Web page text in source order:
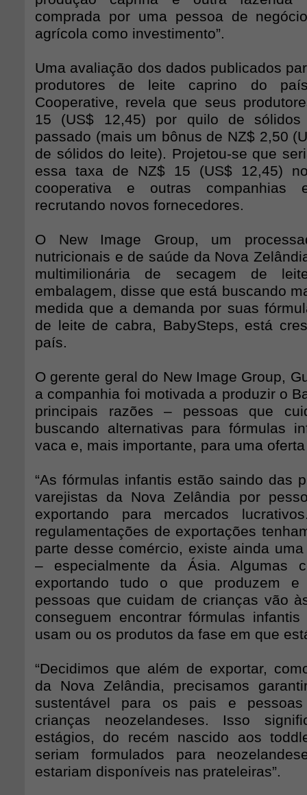
comprada por uma pessoa de
agrícola como investimento”.
Uma avaliação dos dados publicados
produtores de leite caprino do
Cooperative, revela que seus
15 (US$ 12,45) por quilo de
passado (mais um bônus de NZ$ 2,50
de sólidos do leite). Projetou-se que
essa taxa de NZ$ 15 (US$ 12,45)
cooperativa e outras companhias
recrutando novos fornecedores.
O New Image Group, um
nutricionais e de saúde da Nova
multimilionária de secagem de
embalagem, disse que está buscando
medida que a demanda por suas
de leite de cabra, BabySteps, está
país.
O gerente geral do New Image Group,
a companhia foi motivada a produzir o
principais razões – pessoas que
buscando alternativas para fórmulas
vaca e, mais importante, para uma
“As fórmulas infantis estão saindo das
varejistas da Nova Zelândia por
exportando para mercados
regulamentações de exportações
parte desse comércio, existe ainda
– especialmente da Ásia. Algumas
exportando tudo o que produzem
pessoas que cuidam de crianças vão
conseguem encontrar fórmulas infantis
usam ou os produtos da fase em que
“Decidimos que além de exportar,
da Nova Zelândia, precisamos
sustentável para os pais e
crianças neozelandeses. Isso
estágios, do recém nascido aos
seriam formulados para
estariam disponíveis nas prateleiras”.